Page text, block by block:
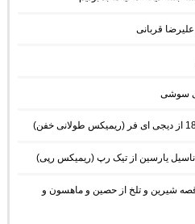
علیرضا قربانی
یارسین از تیک رپ (ریمیکس رپی)
قصه شیرین و تلخ از حصین و ماهسون و